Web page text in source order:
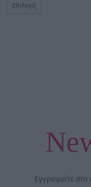
Επιλογή
Εγγραφείτε